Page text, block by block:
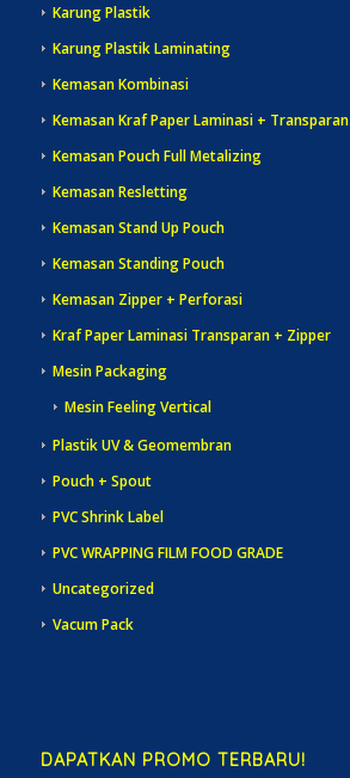
Karung Plastik
Karung Plastik Laminating
Kemasan Kombinasi
Kemasan Kraf Paper Laminasi + Transparan
Kemasan Pouch Full Metalizing
Kemasan Resletting
Kemasan Stand Up Pouch
Kemasan Standing Pouch
Kemasan Zipper + Perforasi
Kraf Paper Laminasi Transparan + Zipper
Mesin Packaging
Mesin Feeling Vertical
Plastik UV & Geomembran
Pouch + Spout
PVC Shrink Label
PVC WRAPPING FILM FOOD GRADE
Uncategorized
Vacum Pack
DAPATKAN PROMO TERBARU!